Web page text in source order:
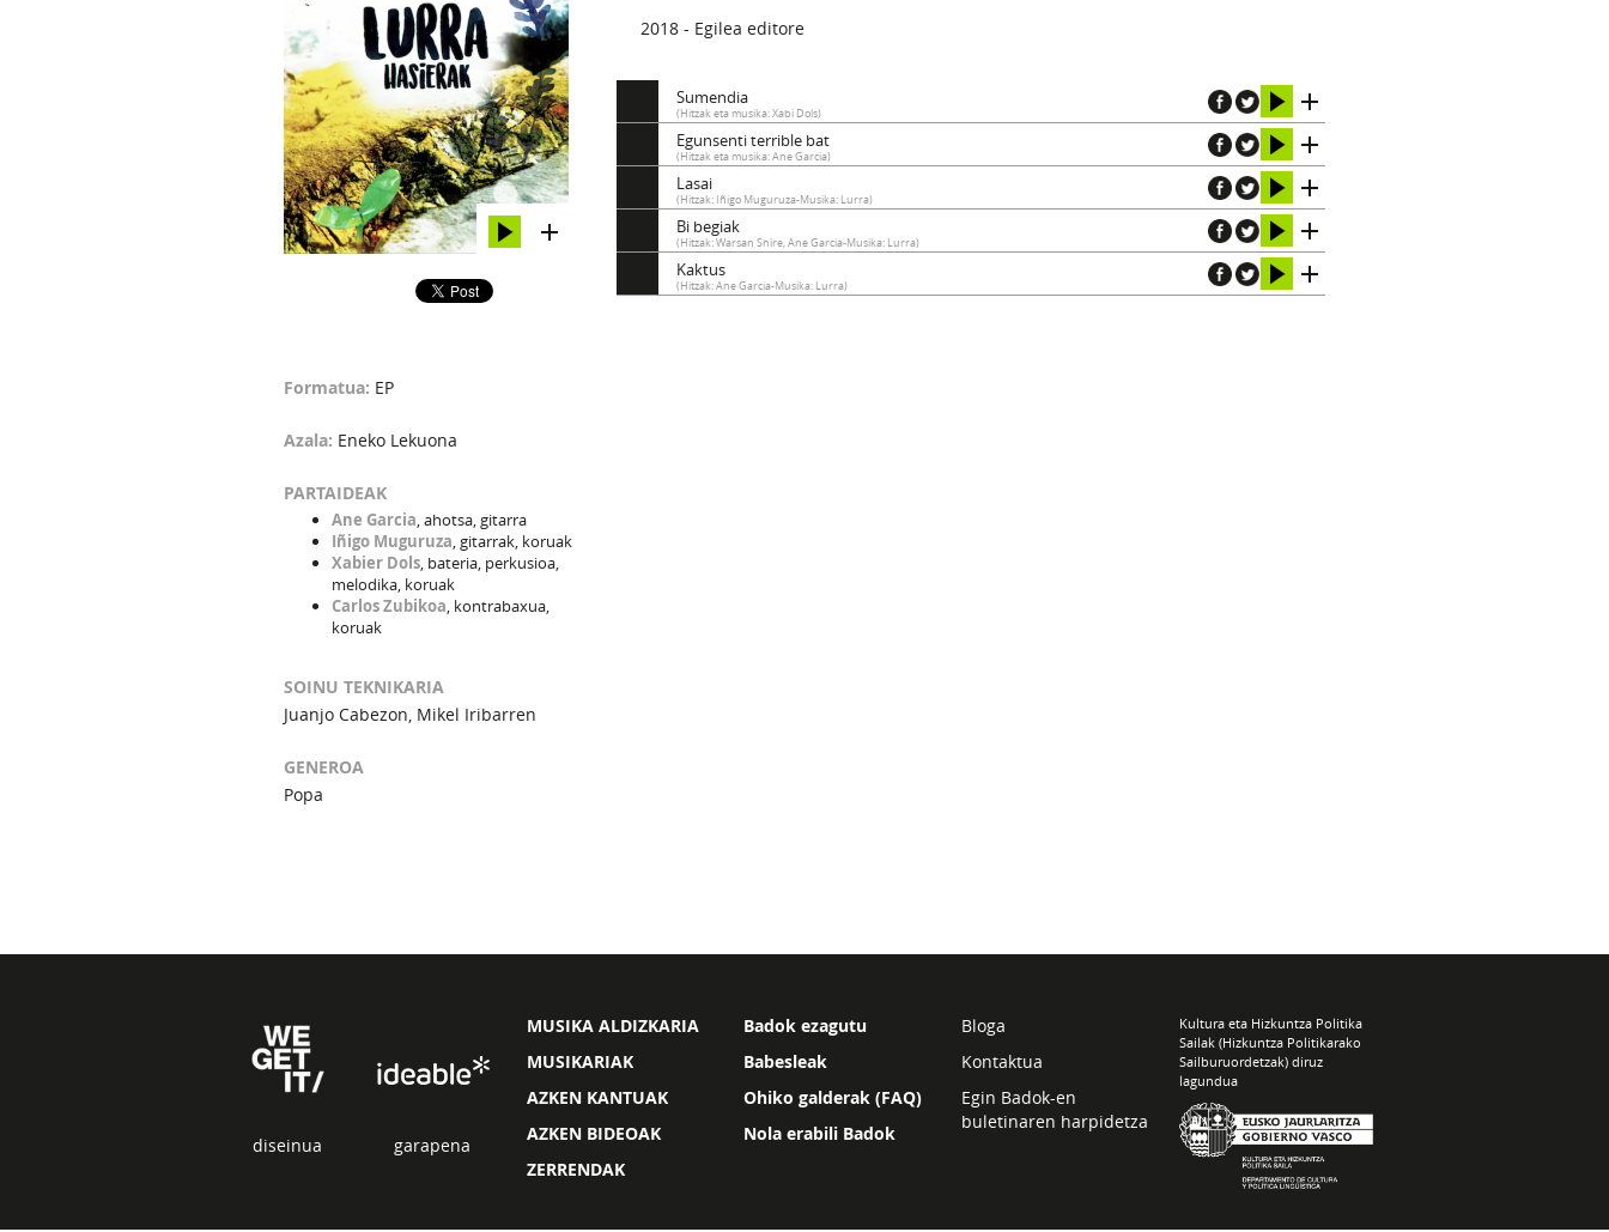
Formatua: EP
Azala: Eneko Lekuona
PARTAIDEAK
Ane Garcia, ahotsa, gitarra
Iñigo Muguruza, gitarrak, koruak
Xabier Dols, bateria, perkusioa,
melodika, koruak
Carlos Zubikoa, kontrabaxua,
koruak
SOINU TEKNIKARIA
Juanjo Cabezon, Mikel Iribarren
GENEROA
Popa
2018 - Egilea editore
Sumendia
(Hitzak eta musika: Xabi Dols)
Egunsenti terrible bat
(Hitzak eta musika: Ane Garcia)
Lasai
(Hitzak: Iñigo Muguruza-Musika: Lurra)
Bi begiak
(Hitzak: Warsan Shire, Ane Garcia-Musika: Lurra)
Kaktus
(Hitzak: Ane Garcia-Musika: Lurra)
diseinua garapena
MUSIKA ALDIZKARIA
MUSIKARIAK
AZKEN KANTUAK
AZKEN BIDEOAK
ZERRENDAK
Badok ezagutu
Babesleak
Ohiko galderak (FAQ)
Nola erabili Badok
Bloga
Kontaktua
Egin Badok-en
buletinaren harpidetza
Kultura eta Hizkuntza Politika
Sailak (Hizkuntza Politikarako
Sailburuordetzak) diruz
lagundua